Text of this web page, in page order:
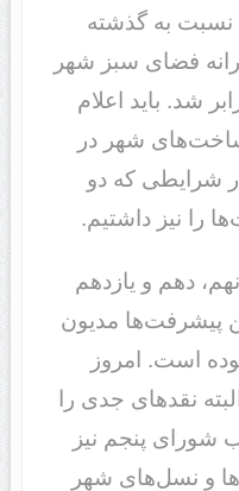
نسبت به گذشته
فضای سبز شهر
شد. باید اعلام
زیرساخت‌های شهر در
شرایطی که دو
را نیز داشتیم.
دهم و یازدهم
پیشرفت‌ها مدیون
است. امروز
نقدهای جدی را
شورای پنجم نیز
و نسل‌های شهر